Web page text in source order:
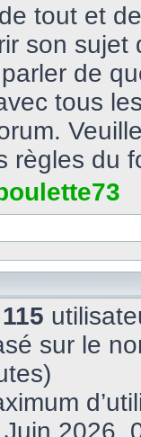
tout et
son sujet
de
tous
règles du
115
sur le
2026,